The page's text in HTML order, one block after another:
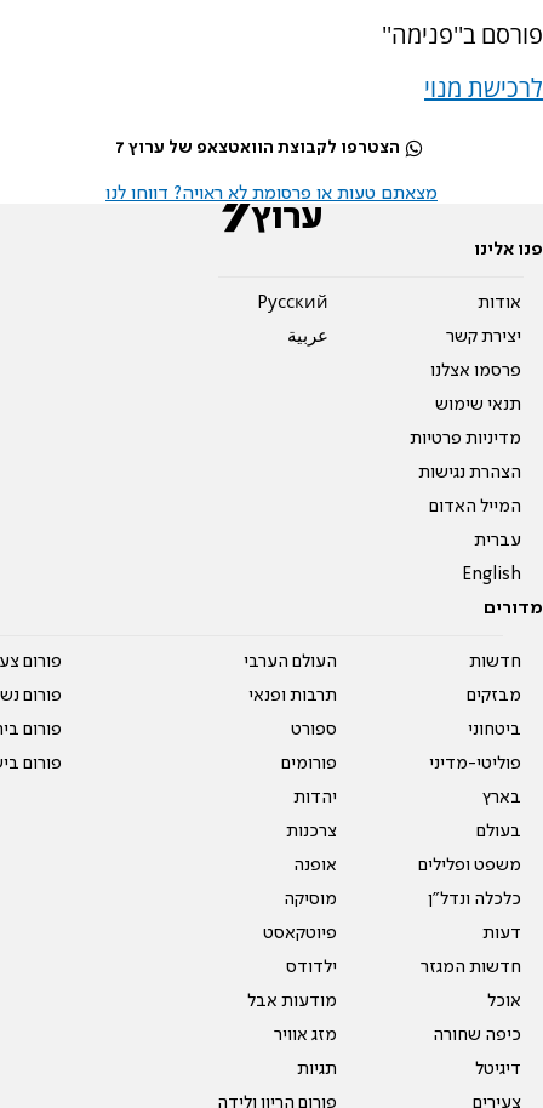
פורסם ב''פנימה''
לרכישת מנוי
הצטרפו לקבוצת הוואטצאפ של ערוץ 7
מצאתם טעות או פרסומת לא ראויה? דווחו לנו
פנו אלינו
אודות
יצירת קשר
פרסמו אצלנו
תנאי שימוש
מדיניות פרטיות
הצהרת נגישות
המייל האדום
עברית
English
Pусский
عربية
מדורים
חדשות
מבזקים
ביטחוני
פוליטי-מדיני
בארץ
בעולם
משפט ופלילים
כלכלה ונדל"ן
דעות
חדשות המגזר
אוכל
כיפה שחורה
דיגיטל
צעירים
העולם הערבי
תרבות ופנאי
ספורט
פורומים
יהדות
צרכנות
אופנה
מוסיקה
פיוטקאסט
ילדודס
מודעות אבל
מזג אוויר
תגיות
פורום הריון ולידה
פורום
פורום
פורום
פורום